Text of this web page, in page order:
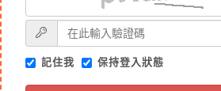
記住我 保持登入狀態